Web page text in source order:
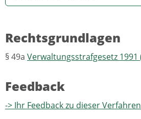
Rechtsgrundlagen
§ 49a Verwaltungsstrafgesetz 1991
Feedback
-> Ihr Feedback zu dieser